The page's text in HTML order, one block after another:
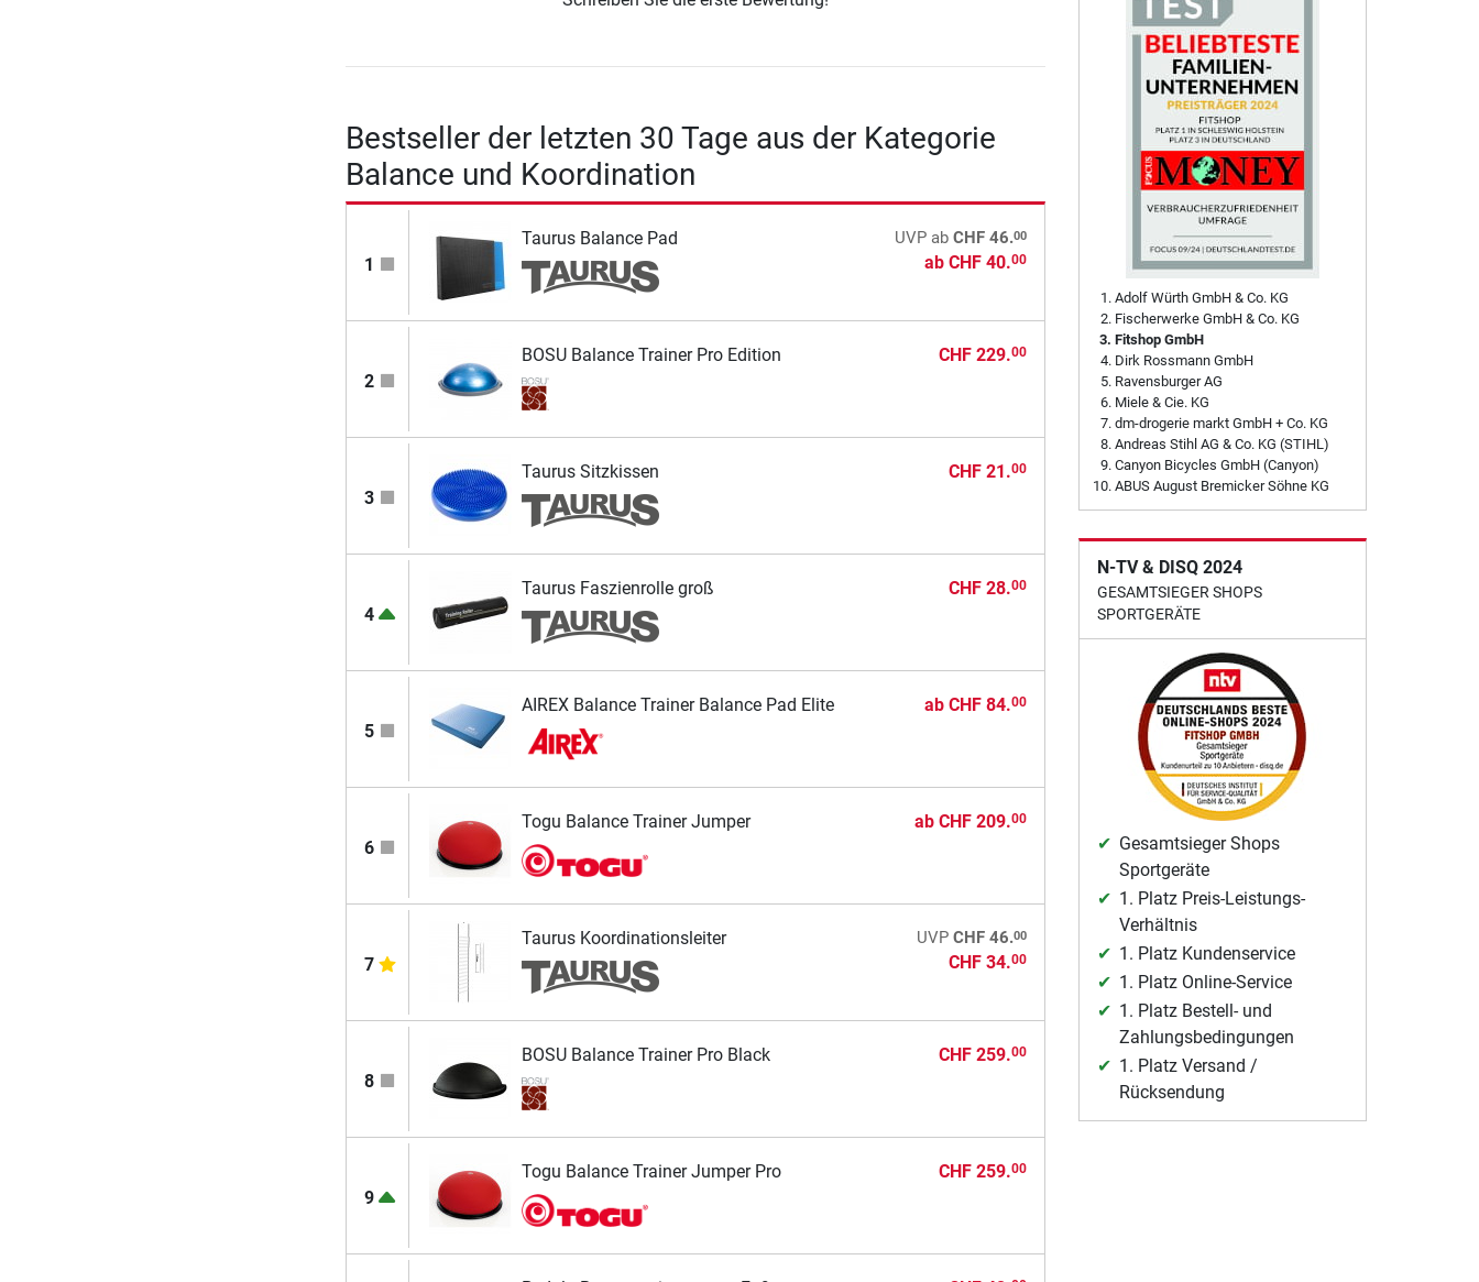
Bestseller der letzten 30 Tage aus der Kategorie
Balance und Koordination
1
Taurus Balance Pad UVP abCHF 46.00
abCHF 40.00
2
BOSU Balance Trainer Pro Edition CHF 229.00
3
Taurus Sitzkissen CHF 21.00
4
Taurus Faszienrolle groß CHF 28.00
5
AIREX Balance Trainer Balance Pad Elite abCHF 84.00
6
Togu Balance Trainer Jumper abCHF 209.00
7
Taurus Koordinationsleiter UVP CHF 46.00
CHF 34.00
8
BOSU Balance Trainer Pro Black CHF 259.00
9
Togu Balance Trainer Jumper Pro CHF 259.00
Adolf Würth GmbH & Co. KG
Fischerwerke GmbH & Co. KG
Fitshop GmbH
Dirk Rossmann GmbH
Ravensburger AG
Miele & Cie. KG
dm-drogerie markt GmbH + Co. KG
Andreas Stihl AG & Co. KG (STIHL)
Canyon Bicycles GmbH (Canyon)
ABUS August Bremicker Söhne KG
N-TV & DISQ 2024
GESAMTSIEGER SHOPS
SPORTGERÄTE
Gesamtsieger Shops
Sportgeräte
1. Platz Preis-Leistungs-
Verhältnis
1. Platz Kundenservice
1. Platz Online-Service
1. Platz Bestell- und
Zahlungsbedingungen
1. Platz Versand /
Rücksendung